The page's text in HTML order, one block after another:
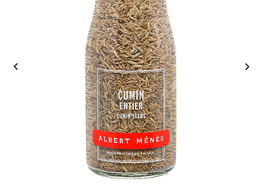
 